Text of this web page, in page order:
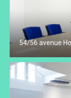
54/56 avenue